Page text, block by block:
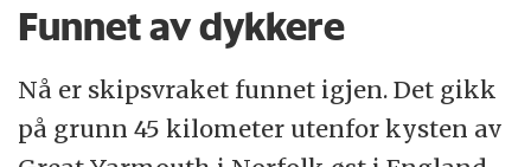
Funnet av dykkere
Nå er skipsvraket funnet igjen. Det gikk
på grunn 45 kilometer utenfor kysten av